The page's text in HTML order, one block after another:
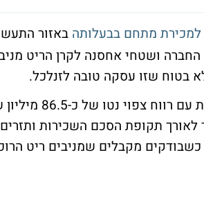
מתחם בבעלותה באזור
בטוח שזו עסקה טובה לזנלכל.
מקבלים שמניבים ריט